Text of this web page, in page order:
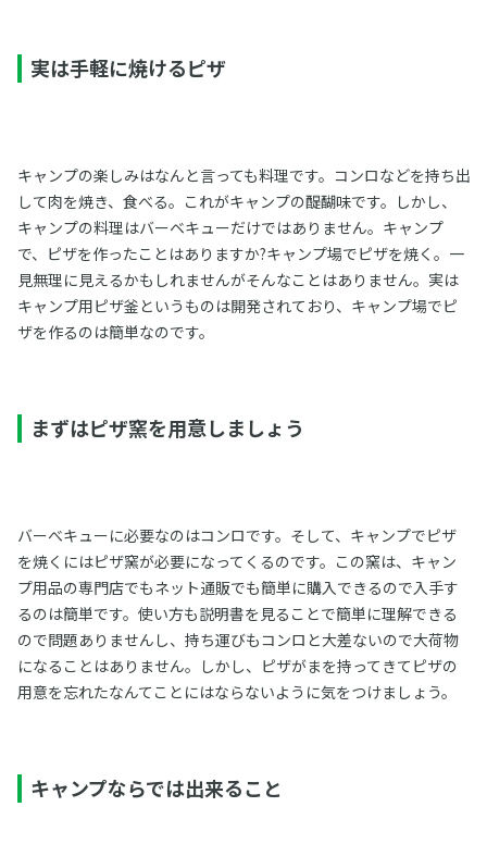
実は手軽に焼けるピザ
キャンプの楽しみはなんと言っても料理です。コンロなどを持ち出
して肉を焼き、食べる。これがキャンプの醍醐味です。しかし、
キャンプの料理はバーベキューだけではありません。キャンプ
で、ピザを作ったことはありますか?キャンプ場でピザを焼く。一
見無理に見えるかもしれませんがそんなことはありません。実は
キャンプ用ピザ釜というものは開発されており、キャンプ場でピ
ザを作るのは簡単なのです。
まずはピザ窯を用意しましょう
バーべキューに必要なのはコンロです。そして、キャンプでピザ
を焼くにはピザ窯が必要になってくるのです。この窯は、キャン
プ用品の専門店でもネット通販でも簡単に購入できるので入手す
るのは簡単です。使い方も説明書を見ることで簡単に理解できる
ので問題ありませんし、持ち運びもコンロと大差ないので大荷物
になることはありません。しかし、ピザがまを持ってきてピザの
用意を忘れたなんてことにはならないように気をつけましょう。
キャンプならでは出来ること